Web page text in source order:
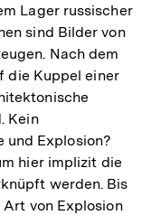
Lager russischer
sind Bilder von
Nach dem
die Kuppel einer
Kein
und Explosion?
hier implizit die
werden. Bis
von Explosion